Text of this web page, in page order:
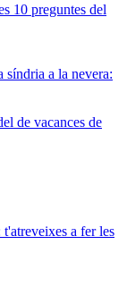
10 preguntes del
síndria a la nevera:
de vacances de
a fer les